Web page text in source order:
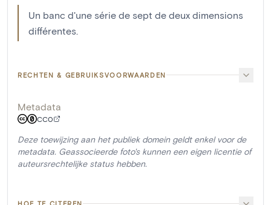
Un banc d'une série de sept de deux dimensions
différentes.
RECHTEN & GEBRUIKSVOORWAARDEN
Metadata
CC0
Deze toewijzing aan het publiek domein geldt enkel voor de
metadata. Geassocieerde foto's kunnen een eigen licentie of
auteursrechtelijke status hebben.
HOE TE CITEREN